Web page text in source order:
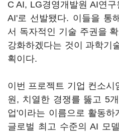
C AI, LG경영개발원 AI연
AI'로 선발됐다. 이들을 통
서 독자적인 기술 주권을
강화하겠다는 것이 과학기
획이다.
이번 프로젝트 기업 컨소시
원, 치열한 경쟁를 뚫고 5
업'이라는 이름으로 활동하
글로벌 최고 수준의 AI 모